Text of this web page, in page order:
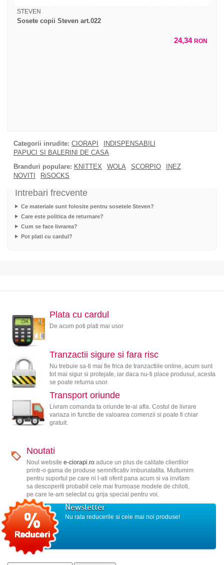
STEVEN
Sosete copii Steven art.022
24,34 RON
Categorii inrudite: CIORAPI
INDISPENSABILI
PAPUCI SI BALERINI DE CASA
Branduri populare: KNITTEX WOLA SCORPIO
INEZ
NOVITI
RiSOCKS
Intrebari frecvente
Ce materiale sunt folosite pentru sosetele Steven?
Care este politica de returnare?
Cum se face livrarea?
Pot plati cu cardul?
Plata cu cardul
De acum poti plati mai usor
Tranzactii sigure si fara risc
Nu trebuie sa-ti mai fie frica de tranzactiile online, acum sunt
tot mai sigur si protejate, iar daca nu-ti place produsul, acesta
se poate returna usor.
Transport oriunde
Livram comanda ta oriunde te-ai afla. Costul de livrare
variaza in functie de valoarea comenzii si poate fi chiar
gratuit.
Noutati
Noul website e-ciorapi.roaduce un plus de calitate clientilor
printr-o gama de produse semnificativ imbunatatita. Multumim
pentru suportul pe care ni l-ati oferit pana acum si va invitam
sa descoperiti probabil cele mai frumoase modele de chiloti,
pe care le-am selectat cu grija special pentru voi.
Newsletter
Nu rata reducerile si cele mai noi produse!